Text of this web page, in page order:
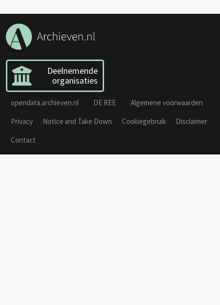
Deelnemende
organisaties
opendata.archieven.nl DE REE
Algemene voorwaarden
Privacy
Notice and Take Down Cookiegebruik
Disclaimer
Contact